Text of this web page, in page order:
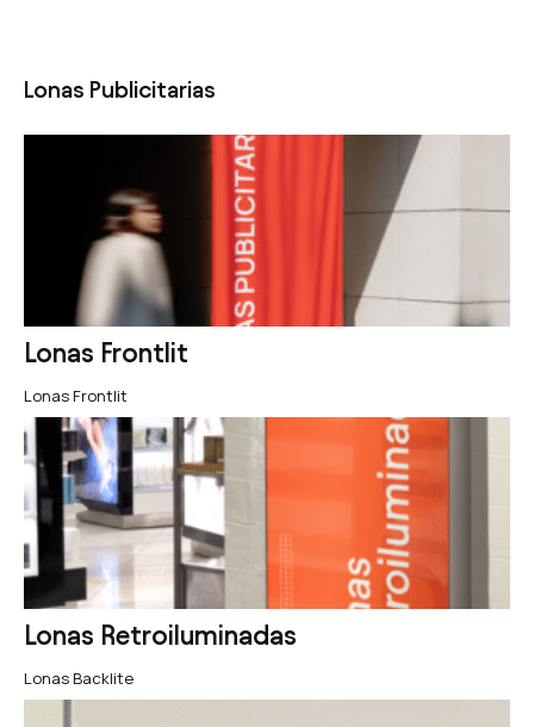
Lonas Publicitarias
Lonas Frontlit
Lonas Frontlit
Lonas Retroiluminadas
Lonas Backlite